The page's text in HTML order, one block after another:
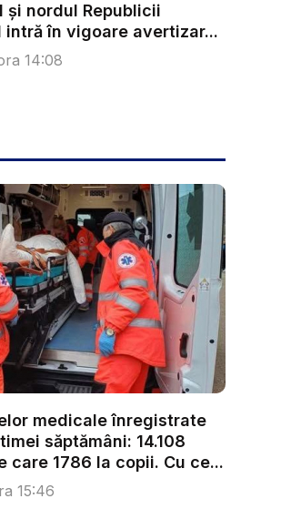
nordul Republicii
intră în vigoare avertizar...
14:08
medicale înregistrate
săptămâni: 14.108
care 1786 la copii. Cu ce...
15:46